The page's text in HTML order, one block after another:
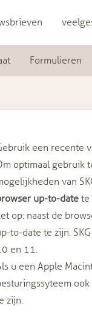
Formulieren
een recente
optimaal gebruik
van
up-to-datete
op: naast de
to-date te zijn.
en 11.
u een Apple
zijn.